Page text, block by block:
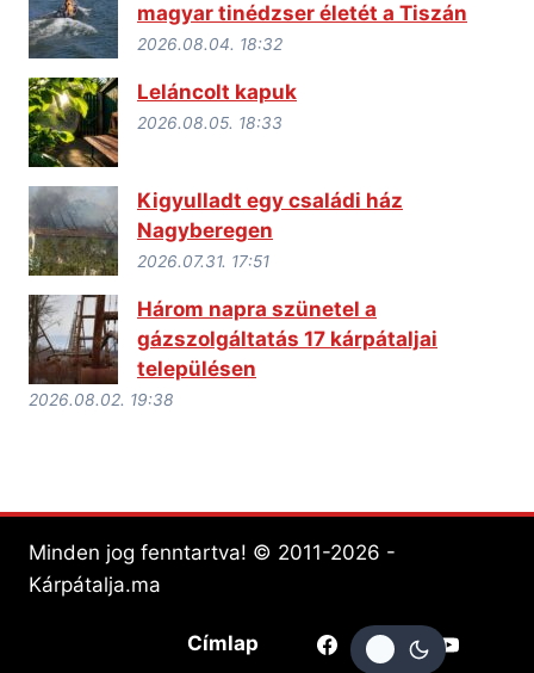
magyar tinédzser életét a Tiszán
2026.08.04. 18:32
Leláncolt kapuk
2026.08.05. 18:33
Kigyulladt egy családi ház
Nagyberegen
2026.07.31. 17:51
Három napra szünetel a
gázszolgáltatás 17 kárpátaljai
településen
2026.08.02. 19:38
Minden jog fenntartva! © 2011-2026 -
Kárpátalja.ma
Címlap